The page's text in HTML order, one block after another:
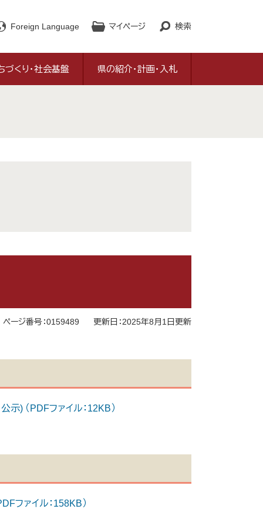
Foreign Language マイページ 検索
づくり・社会基盤 県の紹介・計画・入札
ページ番号：0159489 更新日：2025年8月1日更新
) （PDFファイル：12KB）
ファイル：158KB）